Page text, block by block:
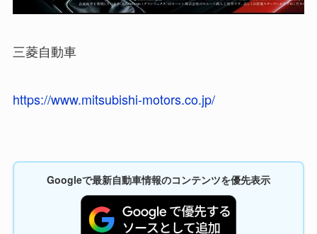
三菱自動車
https://www.mitsubishi-motors.co.jp/
Googleで最新自動車情報のコンテンツを優先表示